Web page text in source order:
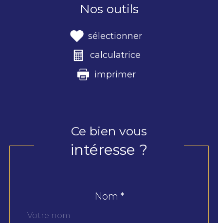
Nos outils
sélectionner
calculatrice
imprimer
Ce bien vous
intéresse ?
Nom *